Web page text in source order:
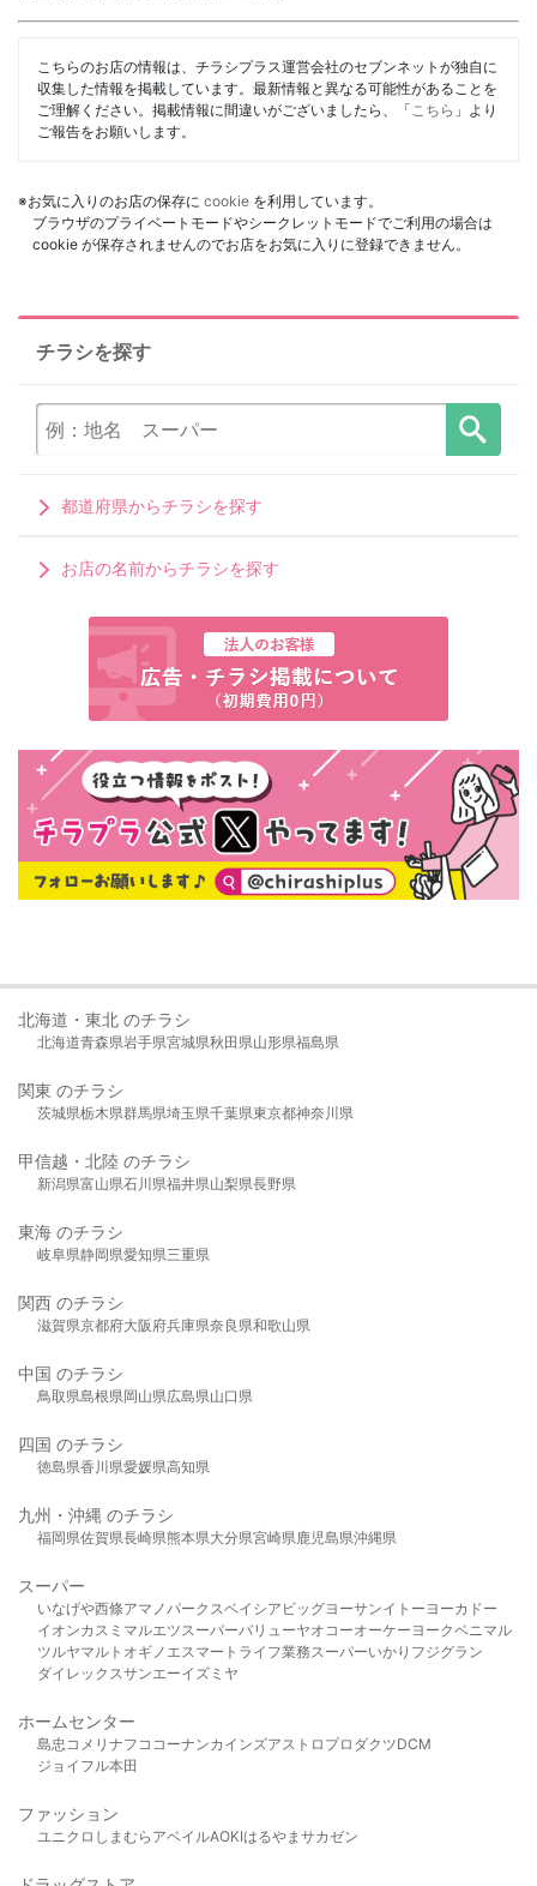
こちらのお店の情報は、チラシプラス運営会社のセブンネットが独自に
収集した情報を掲載しています。最新情報と異なる可能性があることを
ご理解ください。掲載情報に間違いがございましたら、「 こちら 」より
ご報告をお願いします。
※お気に入りのお店の保存に cookie を利用しています。
ブラウザのプライベートモードやシークレットモードでご利用の場合は
cookie が保存されませんのでお店をお気に入りに登録できません。
チラシを探す
都道府県からチラシを探す
お店の名前からチラシを探す
北海道・東北 のチラシ
北海道青森県岩手県宮城県秋田県山形県福島県
関東 のチラシ
茨城県栃木県群馬県埼玉県千葉県東京都神奈川県
甲信越・北陸 のチラシ
新潟県富山県石川県福井県山梨県長野県
東海 のチラシ
岐阜県静岡県愛知県三重県
関西 のチラシ
滋賀県京都府大阪府兵庫県奈良県和歌山県
中国 のチラシ
鳥取県島根県岡山県広島県山口県
四国 のチラシ
徳島県香川県愛媛県高知県
九州・沖縄 のチラシ
福岡県佐賀県長崎県熊本県大分県宮崎県鹿児島県沖縄県
スーパー
いなげや西條アマノパークスベイシア ビッグヨーサンイトーヨーカドー
イオンカスミ マルエツスーパーバリューヤオコーオーケー ヨークベニマル
ツルヤマルト オギノ エスマート ライフ業務スーパーいかり フジグラン
ダイレックスサンエーイズミヤ
ホームセンター
島忠 コメリ ナフコ コーナンカインズアストロプロダクツDCM
ジョイフル本田
ファッション
ユニクロ しまむら アベイルAOKIはるやま サカゼン